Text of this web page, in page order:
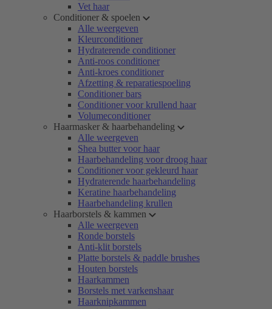
Vet haar
Conditioner & spoelen
Alle weergeven
Kleurconditioner
Hydraterende conditioner
Anti-roos conditioner
Anti-kroes conditioner
Afzetting & reparatiespoeling
Conditioner bars
Conditioner voor krullend haar
Volumeconditioner
Haarmasker & haarbehandeling
Alle weergeven
Shea butter voor haar
Haarbehandeling voor droog haar
Conditioner voor gekleurd haar
Hydraterende haarbehandeling
Keratine haarbehandeling
Haarbehandeling krullen
Haarborstels & kammen
Alle weergeven
Ronde borstels
Anti-klit borstels
Platte borstels & paddle brushes
Houten borstels
Haarkammen
Borstels met varkenshaar
Haarknipkammen